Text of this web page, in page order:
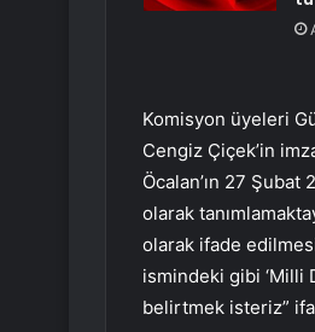
Komisyon üyeleri
Cengiz Çiçek’in
Öcalan’ın 27
olarak
olarak ifade
ismindeki gibi ‘Milli
belirtmek isteriz”